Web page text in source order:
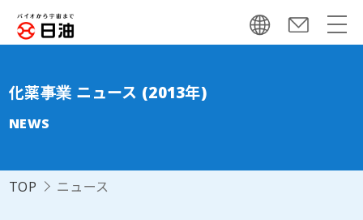
化薬事業 ニュース (2013年)
NEWS
TOP ニュース